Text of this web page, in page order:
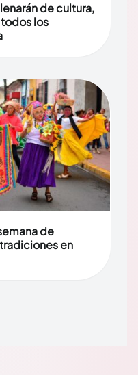
de cultura,
los
de
en